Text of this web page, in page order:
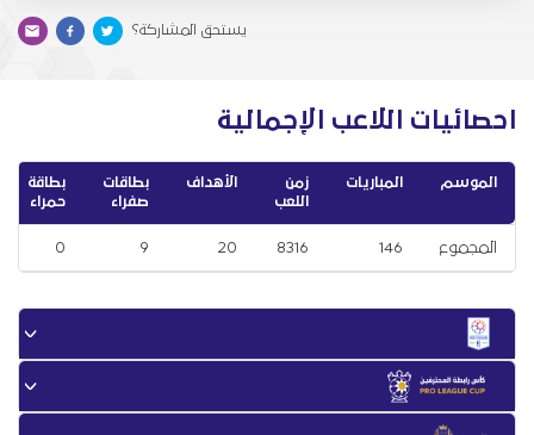
يستحق المشاركة؟
احصائيات اللاعب الإجمالية
الموسم المباريات
زمن
اللعب
الأهداف
بطاقات
صفراء
بطاقة
حمراء
المجموع 146
8316
20
9
0